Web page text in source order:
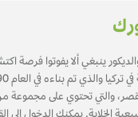
ينبغي ألا يفوتوا فرصة
والتي تحتوي على مجموعة من